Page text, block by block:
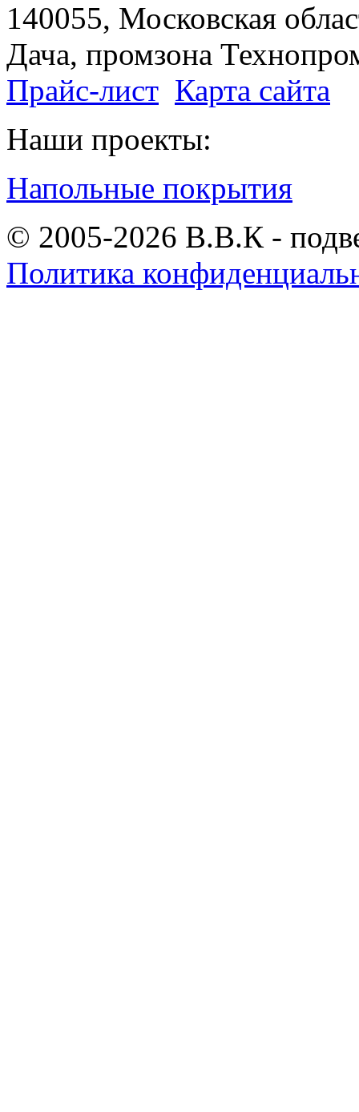
140055, Московская
Дача, промзона
Прайс-лист Карта сайта
Наши проекты:
Напольные покрытия
© 2005-2026 В.В.К -
Политика